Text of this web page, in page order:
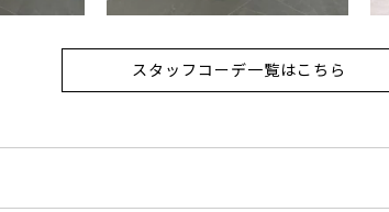
スタッフコーデ一覧はこちら